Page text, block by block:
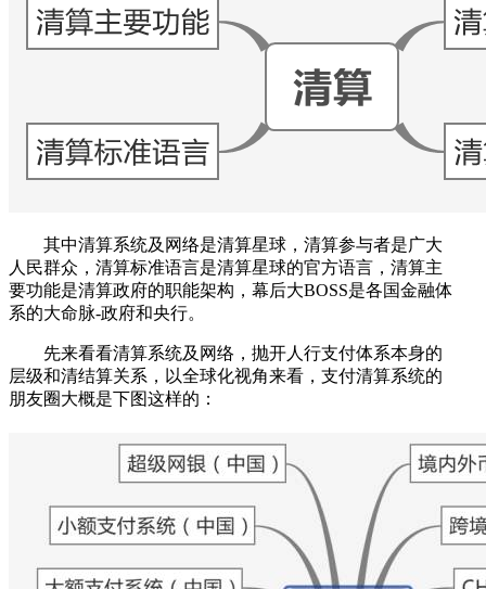
其中清算系统及网络是清算星球，清算参与者是广大
人民群众，清算标准语言是清算星球的官方语言，清算主
要功能是清算政府的职能架构，幕后大BOSS是各国金融体
系的大命脉-政府和央行。
先来看看清算系统及网络，抛开人行支付体系本身的
层级和清结算关系，以全球化视角来看，支付清算系统的
朋友圈大概是下图这样的：